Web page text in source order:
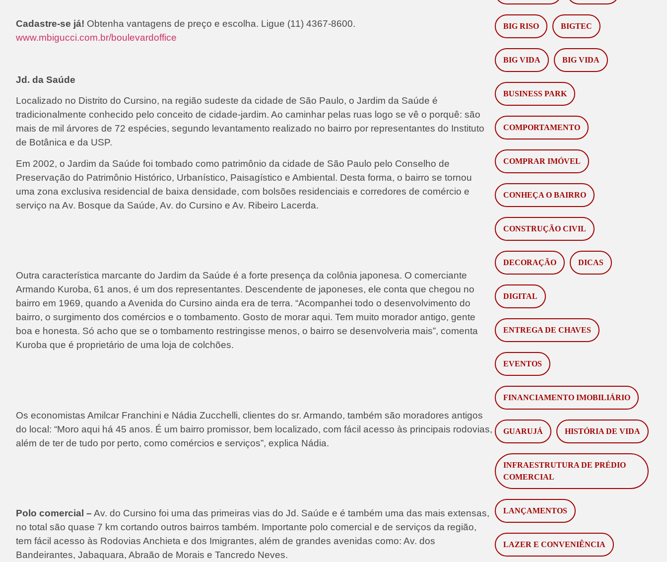
Cadastre-se já! Obtenha vantagens de preço e escolha. Ligue (11) 4367-8600.
www.mbigucci.com.br/boulevardoffice
Jd. da Saúde
Localizado no Distrito do Cursino, na região sudeste da cidade de São Paulo, o Jardim da Saúde é
tradicionalmente conhecido pelo conceito de cidade-jardim. Ao caminhar pelas ruas logo se vê o porquê: são
mais de mil árvores de 72 espécies, segundo levantamento realizado no bairro por representantes do Instituto
de Botânica e da USP.
Em 2002, o Jardim da Saúde foi tombado como patrimônio da cidade de São Paulo pelo Conselho de
Preservação do Patrimônio Histórico, Urbanístico, Paisagístico e Ambiental. Desta forma, o bairro se tornou
uma zona exclusiva residencial de baixa densidade, com bolsões residenciais e corredores de comércio e
serviço na Av. Bosque da Saúde, Av. do Cursino e Av. Ribeiro Lacerda.
Outra característica marcante do Jardim da Saúde é a forte presença da colônia japonesa. O comerciante
Armando Kuroba, 61 anos, é um dos representantes. Descendente de japoneses, ele conta que chegou no
bairro em 1969, quando a Avenida do Cursino ainda era de terra. “Acompanhei todo o desenvolvimento do
bairro, o surgimento dos comércios e o tombamento. Gosto de morar aqui. Tem muito morador antigo, gente
boa e honesta. Só acho que se o tombamento restringisse menos, o bairro se desenvolveria mais”, comenta
Kuroba que é proprietário de uma loja de colchões.
Os economistas Amilcar Franchini e Nádia Zucchelli, clientes do sr. Armando, também são moradores antigos
do local: “Moro aqui há 45 anos. É um bairro promissor, bem localizado, com fácil acesso às principais rodovias,
além de ter de tudo por perto, como comércios e serviços”, explica Nádia.
Polo comercial – Av. do Cursino foi uma das primeiras vias do Jd. Saúde e é também uma das mais extensas,
no total são quase 7 km cortando outros bairros também. Importante polo comercial e de serviços da região,
tem fácil acesso às Rodovias Anchieta e dos Imigrantes, além de grandes avenidas como: Av. dos
Bandeirantes, Jabaquara, Abraão de Morais e Tancredo Neves.
BIG RISO BIGTEC
BIG VIDA BIG VIDA
BUSINESS PARK
COMPORTAMENTO
COMPRAR IMÓVEL
CONHEÇA O BAIRRO
CONSTRUÇÃO CIVIL
DECORAÇÃO DICAS
DIGITAL
ENTREGA DE CHAVES
EVENTOS
FINANCIAMENTO IMOBILIÁRIO
GUARUJÁ HISTÓRIA DE VIDA
INFRAESTRUTURA DE PRÉDIO
COMERCIAL
LANÇAMENTOS
LAZER E CONVENIÊNCIA